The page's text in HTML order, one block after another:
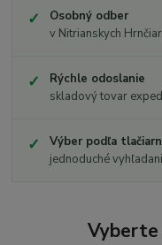
Osobný odber
v Nitrianskych
Rýchle odoslanie
skladový tovar
Výber podľa
jednoduché
Vyberte